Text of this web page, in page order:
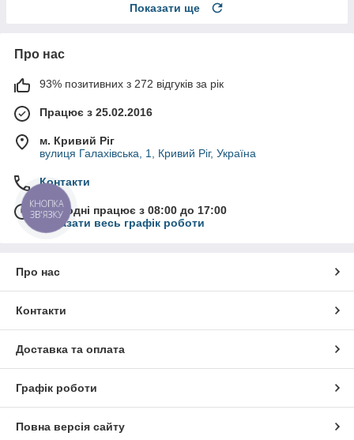
Показати ще
Про нас
93% позитивних з 272 відгуків за рік
Працює з 25.02.2016
м. Кривий Ріг
вулиця Галахівська, 1, Кривий Ріг, Україна
Контакти
Сьогодні працює з 08:00 до 17:00
Показати весь графік роботи
Про нас
Контакти
Доставка та оплата
Графік роботи
Повна версія сайту
КНОПКА
ЗВ'ЯЗКУ